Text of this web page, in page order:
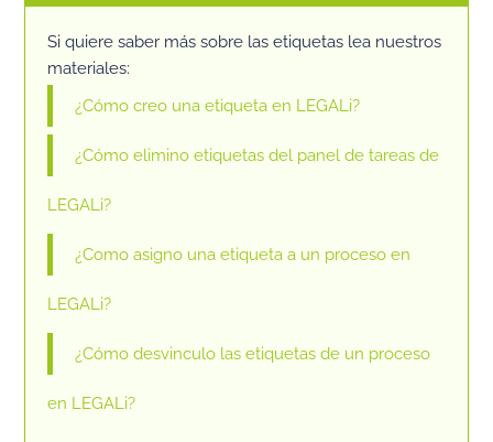
Si quiere saber más sobre las etiquetas lea nuestros
materiales:
¿Cómo creo una etiqueta en LEGALi?
¿Cómo elimino etiquetas del panel de tareas de
LEGALi?
¿Como asigno una etiqueta a un proceso en
LEGALi?
¿Cómo desvinculo las etiquetas de un proceso
en LEGALi?